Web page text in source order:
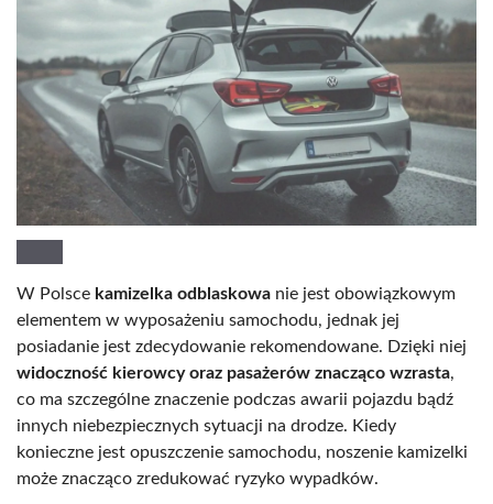
W Polsce kamizelka odblaskowa nie jest obowiązkowym
elementem w wyposażeniu samochodu, jednak jej
posiadanie jest zdecydowanie rekomendowane. Dzięki niej
widoczność kierowcy oraz pasażerów znacząco wzrasta,
co ma szczególne znaczenie podczas awarii pojazdu bądź
innych niebezpiecznych sytuacji na drodze. Kiedy
konieczne jest opuszczenie samochodu, noszenie kamizelki
może znacząco zredukować ryzyko wypadków.